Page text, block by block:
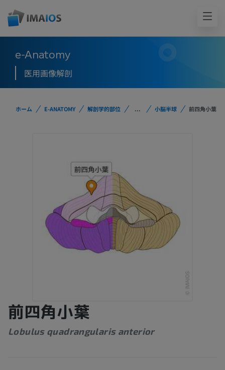
e-Anatomy
医用画像解剖
ホーム E-ANATOMY 解剖学的部位 ... 小脳半球 前四角小葉
前四角小葉
Lobulus quadrangularis anterior